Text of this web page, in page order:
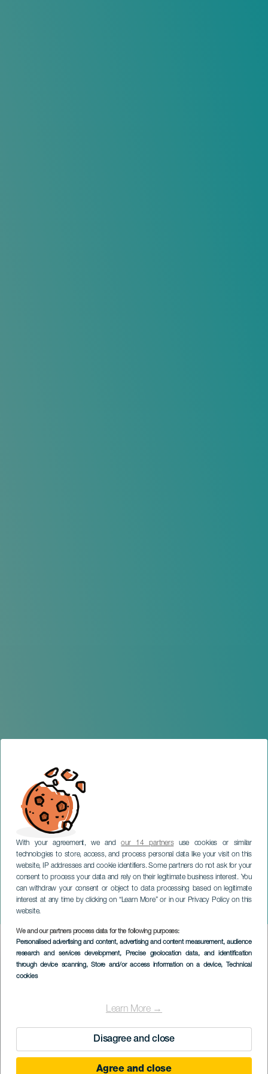
With your agreement, we andour 14 partnersuse cookies or similar
technologies to store, access, and process personal data like your visit on this
website, IP addresses and cookie identifiers. Some partners do not ask for your
consent to process your data and rely on their legitimate business interest. You
can withdraw your consent or object to data processing based on legitimate
interest at any time by clicking on “Learn More” or in our Privacy Policy on this
website.
We and our partners process data for the following purposes:
Personalised advertising and content, advertising and content measurement, audience
research and services development, Precise geolocation data, and identification
through device scanning, Store and/or access information on a device, Technical
cookies
Learn More →
Disagree and close
Agree and close
En nu... wat?
TENERIFE
Imagen
Listado